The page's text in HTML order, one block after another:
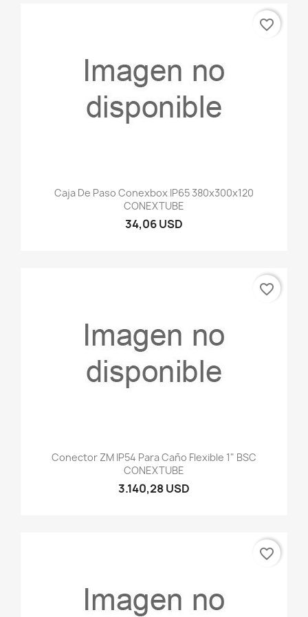
Caja De Paso Conexbox IP65 380x300x120
CONEXTUBE
34,06 USD
favorite_border
Conector ZM IP54 Para Caño Flexible 1" BSC
CONEXTUBE
3.140,28 USD
favorite_border
favorite_border